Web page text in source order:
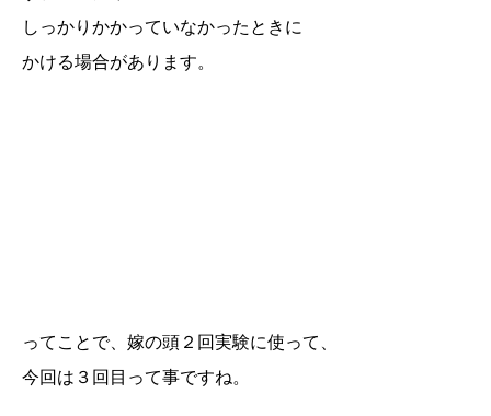
しっかりかかっていなかったときに
かける場合があります。
ってことで、嫁の頭２回実験に使って、
今回は３回目って事ですね。